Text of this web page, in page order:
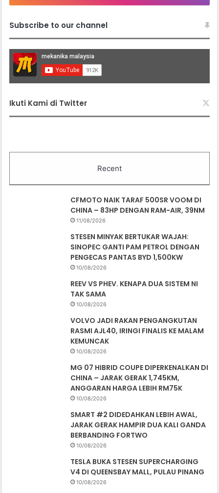
Subscribe to our channel
Ikuti Kami di Twitter
Recent
CFMOTO NAIK TARAF 500SR VOOM DI
CHINA – 83HP DENGAN RAM-AIR, 39NM
11/08/2026
STESEN MINYAK BERTUKAR WAJAH:
SINOPEC GANTI PAM PETROL DENGAN
PENGECAS PANTAS BYD 1,500KW
10/08/2026
REEV VS PHEV. KENAPA DUA SISTEM NI
TAK SAMA
10/08/2026
VOLVO JADI RAKAN PENGANGKUTAN
RASMI AJL40, IRINGI FINALIS KE MALAM
KEMUNCAK
10/08/2026
MG 07 HIBRID COUPE DIPERKENALKAN DI
CHINA – JARAK GERAK 1,745KM,
ANGGARAN HARGA LEBIH RM75K
10/08/2026
SMART #2 DIDEDAHKAN LEBIH AWAL,
JARAK GERAK HAMPIR DUA KALI GANDA
BERBANDING FORTWO
10/08/2026
TESLA BUKA STESEN SUPERCHARGING
V4 DI QUEENSBAY MALL, PULAU PINANG
10/08/2026